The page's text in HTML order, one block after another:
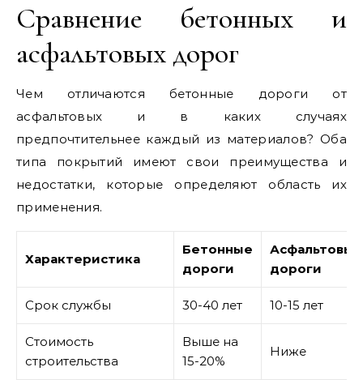
Сравнение бетонных и
асфальтовых дорог
Чем отличаются бетонные дороги от
асфальтовых и в каких случаях
предпочтительнее каждый из материалов? Оба
типа покрытий имеют свои преимущества и
недостатки, которые определяют область их
применения.
Характеристика
Бетонные
дороги
Асфальтовые
дороги
Срок службы 30-40 лет 10-15 лет
Стоимость
строительства
Выше на
15-20%
Ниже